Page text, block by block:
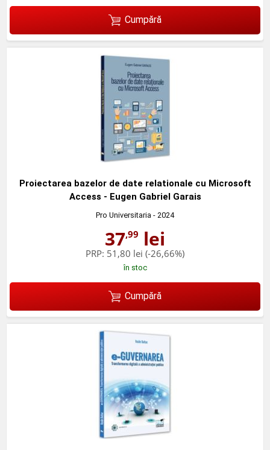
Cumpără
Proiectarea bazelor de date relationale cu Microsoft
Access - Eugen Gabriel Garais
Pro Universitaria - 2024
37,99 lei
PRP: 51,80 lei (-26,66%)
în stoc
Cumpără